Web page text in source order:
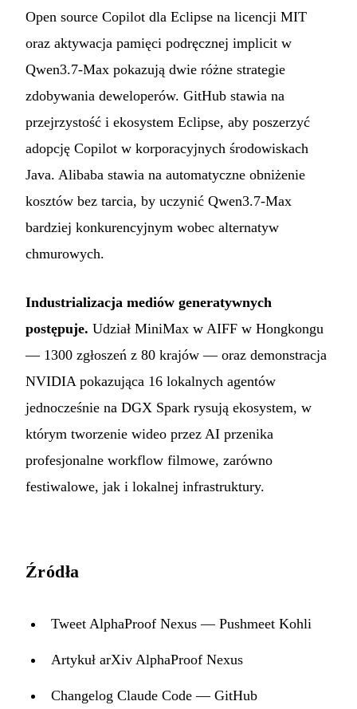
Open source Copilot dla Eclipse na licencji MIT
oraz aktywacja pamięci podręcznej implicit w
Qwen3.7-Max pokazują dwie różne strategie
zdobywania deweloperów. GitHub stawia na
przejrzystość i ekosystem Eclipse, aby poszerzyć
adopcję Copilot w korporacyjnych środowiskach
Java. Alibaba stawia na automatyczne obniżenie
kosztów bez tarcia, by uczynić Qwen3.7-Max
bardziej konkurencyjnym wobec alternatyw
chmurowych.
Industrializacja mediów generatywnych
postępuje. Udział MiniMax w AIFF w Hongkongu
— 1300 zgłoszeń z 80 krajów — oraz demonstracja
NVIDIA pokazująca 16 lokalnych agentów
jednocześnie na DGX Spark rysują ekosystem, w
którym tworzenie wideo przez AI przenika
profesjonalne workflow filmowe, zarówno
festiwalowe, jak i lokalnej infrastruktury.
Źródła
Tweet AlphaProof Nexus — Pushmeet Kohli
Artykuł arXiv AlphaProof Nexus
Changelog Claude Code — GitHub